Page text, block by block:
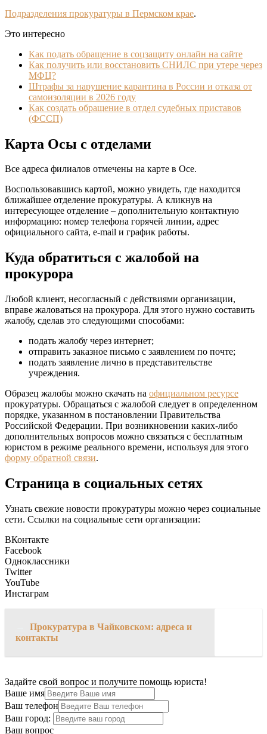
Подразделения прокуратуры в Пермском крае.
Это интересно
Как подать обращение в соцзащиту онлайн на сайте
Как получить или восстановить СНИЛС при утере через
МФЦ?
Штрафы за нарушение карантина в России и отказа от
самоизоляции в 2026 году
Как создать обращение в отдел судебных приставов
(ФССП)
Карта Осы с отделами
Все адреса филиалов отмечены на карте в Осе.
Воспользовавшись картой, можно увидеть, где находится
ближайшее отделение прокуратуры. А кликнув на
интересующее отделение – дополнительную контактную
информацию: номер телефона горячей линии, адрес
официального сайта, e-mail и график работы.
Куда обратиться с жалобой на
прокурора
Любой клиент, несогласный с действиями организации,
вправе жаловаться на прокурора. Для этого нужно составить
жалобу, сделав это следующими способами:
подать жалобу через интернет;
отправить заказное письмо с заявлением по почте;
подать заявление лично в представительстве
учреждения.
Образец жалобы можно скачать на официальном ресурсе
прокуратуры. Обращаться с жалобой следует в определенном
порядке, указанном в постановлении Правительства
Российской Федерации. При возникновении каких-либо
дополнительных вопросов можно связаться с бесплатным
юристом в режиме реального времени, используя для этого
форму обратной связи.
Страница в социальных сетях
Узнать свежие новости прокуратуры можно через социальные
сети. Ссылки на социальные сети организации:
ВКонтакте
Facebook
Одноклассники
Twitter
YouTube
Инстаграм
Прокуратура в Чайковском: адреса и
контакты
Задайте свой вопрос и получите помощь юриста!
Ваше имя
Ваш телефон
Ваш город:
Ваш вопрос